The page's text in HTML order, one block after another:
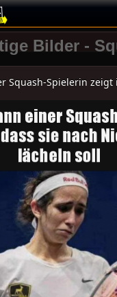
Bilder -
Squash-Spielerin zeigt